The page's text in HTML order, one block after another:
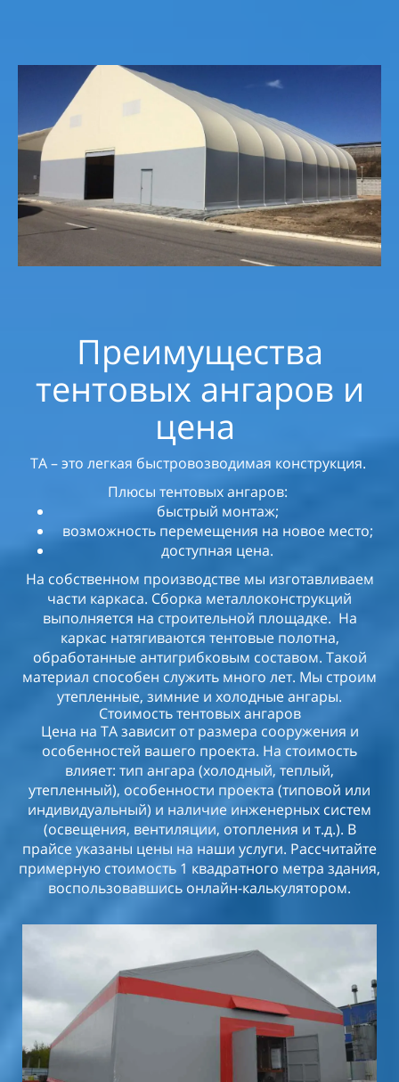
Преимущества
тентовых ангаров и
цена
ТА – это легкая быстровозводимая конструкция.
Плюсы тентовых ангаров:
быстрый монтаж;
возможность перемещения на новое место;
доступная цена.
На собственном производстве мы изготавливаем
части каркаса. Сборка металлоконструкций
выполняется на строительной площадке. На
каркас натягиваются тентовые полотна,
обработанные антигрибковым составом. Такой
материал способен служить много лет. Мы строим
утепленные, зимние и холодные ангары.
Стоимость тентовых ангаров
Цена на ТА зависит от размера сооружения и
особенностей вашего проекта. На стоимость
влияет: тип ангара (холодный, теплый,
утепленный), особенности проекта (типовой или
индивидуальный) и наличие инженерных систем
(освещения, вентиляции, отопления и т.д.). В
прайсе указаны цены на наши услуги. Рассчитайте
примерную стоимость 1 квадратного метра здания,
воспользовавшись онлайн-калькулятором.